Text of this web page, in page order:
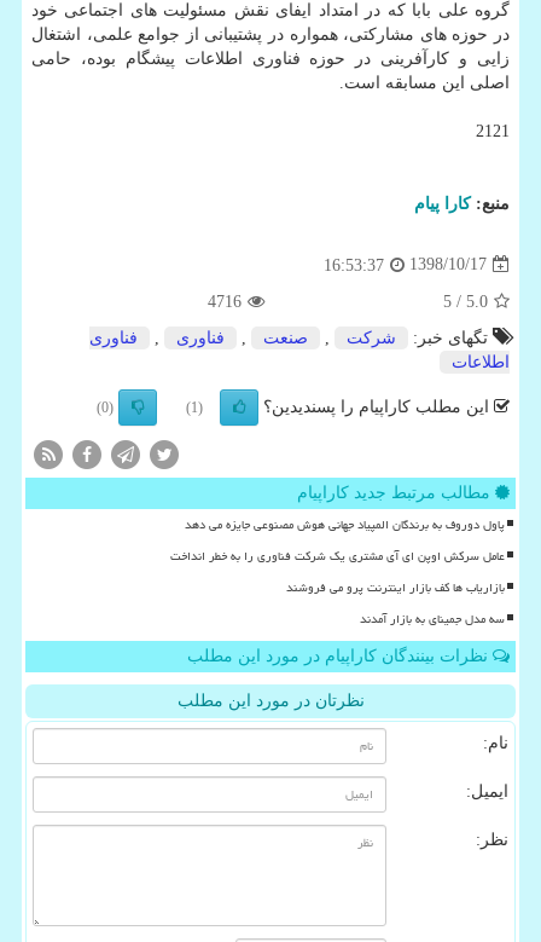
گروه علی بابا كه در امتداد ایفای نقش مسئولیت های اجتماعی خود
در حوزه های مشاركتی، همواره در پشتیبانی از جوامع علمی، اشتغال
زایی و كارآفرینی در حوزه فناوری اطلاعات پیشگام بوده، حامی
اصلی این مسابقه است.
2121
منبع:كارا پیام
1398/10/17
16:53:37
5.0
/ 5
4716
تگهای خبر:
شركت صنعت فناوری
فناوری
اطلاعات
این مطلب کاراپیام را پسندیدین؟ (1)
(0)
مطالب مرتبط جدید کاراپیام
پاول دوروف به برندگان المپیاد جهانی هوش مصنوعی جایزه می دهد
عامل سرکش اوپن ای آی مشتری یک شرکت فناوری را به خطر انداخت
بازاریاب ها کف بازار اینترنت پرو می فروشند
سه مدل جمینای به بازار آمدند
نظرات بینندگان کاراپیام در مورد این مطلب
نظرتان در مورد این مطلب
نام:
ایمیل:
نظر: